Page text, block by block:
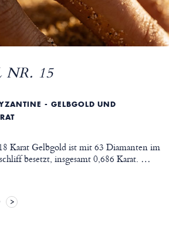
NR. 15
- GELBGOLD UND
Karat Gelbgold ist mit 63 Diamanten im
besetzt, insgesamt 0,686 Karat. …